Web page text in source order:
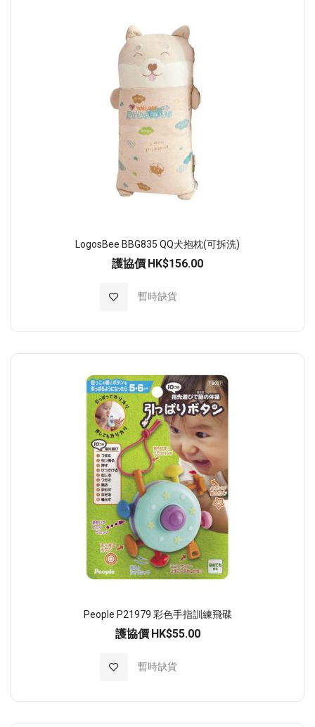
LogosBee BBG835 QQ犬抱枕(可拆洗)
護協價 HK$156.00
暫時缺貨
加入至願望清單
People P21979 彩色手指訓練飛碟
護協價 HK$55.00
暫時缺貨
加入至願望清單